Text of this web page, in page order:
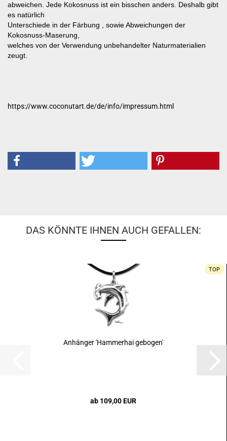
abweichen. Jede Kokosnuss ist ein bisschen anders. Deshalb gibt
es natürlich
Unterschiede in der Färbung , sowie Abweichungen der
Kokosnuss-Maserung,
welches von der Verwendung unbehandelter Naturmaterialien
zeugt.
https://www.coconutart.de/de/info/impressum.html
DAS KÖNNTE IHNEN AUCH GEFALLEN:
TOP
Anhänger 'Hammerhai gebogen'
ab 109,00 EUR